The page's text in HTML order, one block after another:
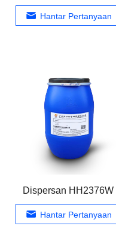
Hantar Pertanyaan
Dispersan HH2376W
Hantar Pertanyaan